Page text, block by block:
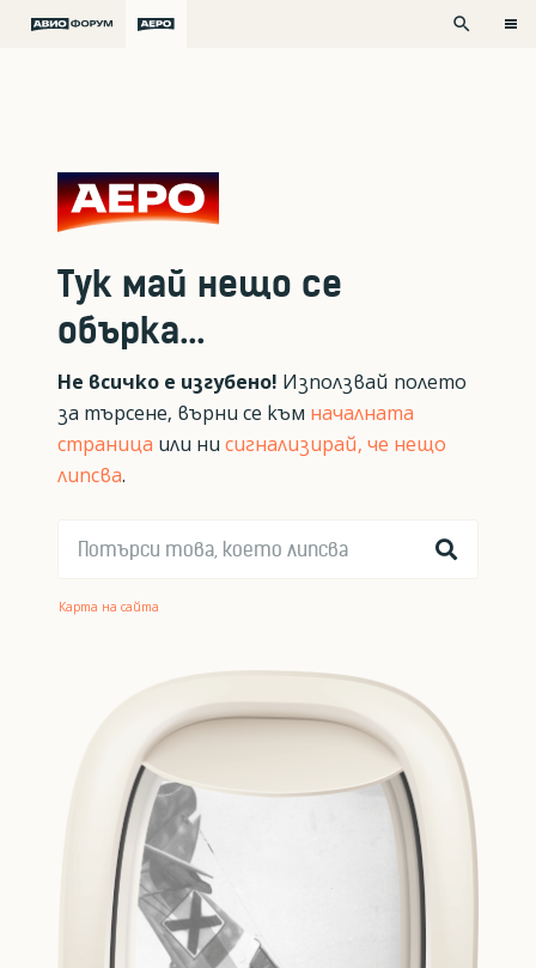
search
Тук май нещо се
обърка...
Не всичко е изгубено! Използвай полето
за търсене, върни се към началната
страница или ни сигнализирай, че нещо
липсва.
Карта на сайта